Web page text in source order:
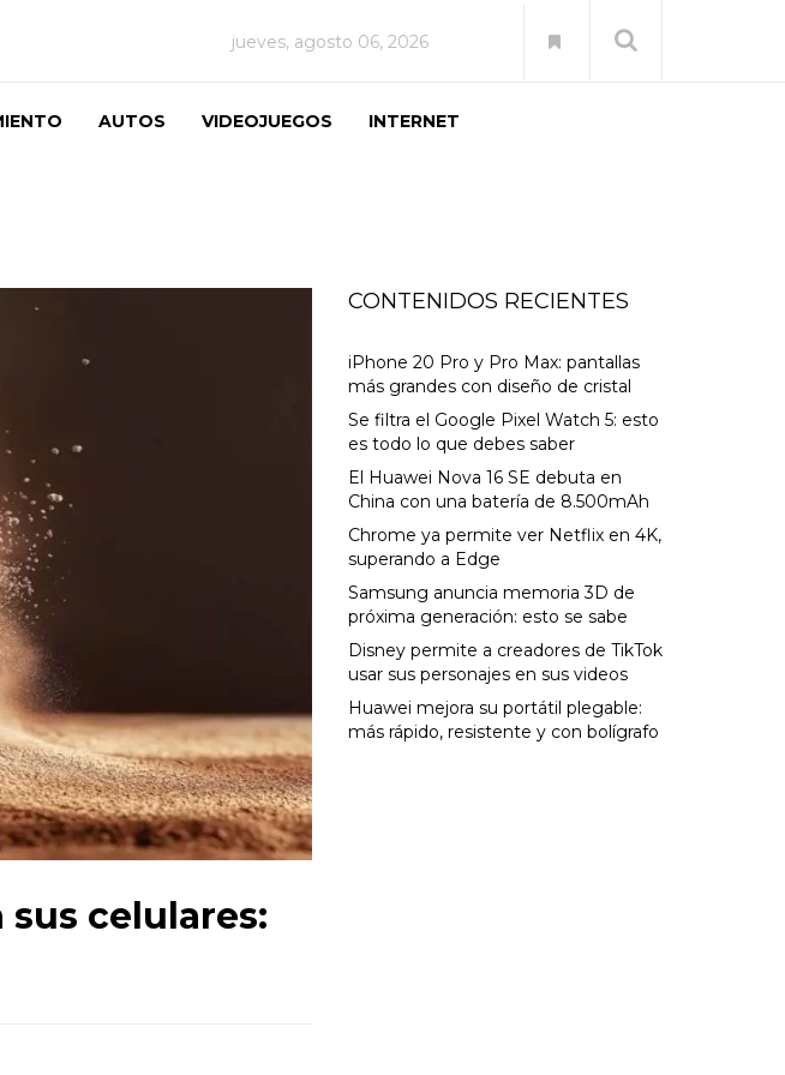
jueves, agosto 06, 2026
AUTOS VIDEOJUEGOS INTERNET
celulares:
CONTENIDOS RECIENTES
iPhone 20 Pro y Pro Max: pantallas
más grandes con diseño de cristal
Se filtra el Google Pixel Watch 5: esto
es todo lo que debes saber
El Huawei Nova 16 SE debuta en
China con una batería de 8.500mAh
Chrome ya permite ver Netflix en 4K,
superando a Edge
Samsung anuncia memoria 3D de
próxima generación: esto se sabe
Disney permite a creadores de TikTok
usar sus personajes en sus videos
Huawei mejora su portátil plegable:
más rápido, resistente y con bolígrafo